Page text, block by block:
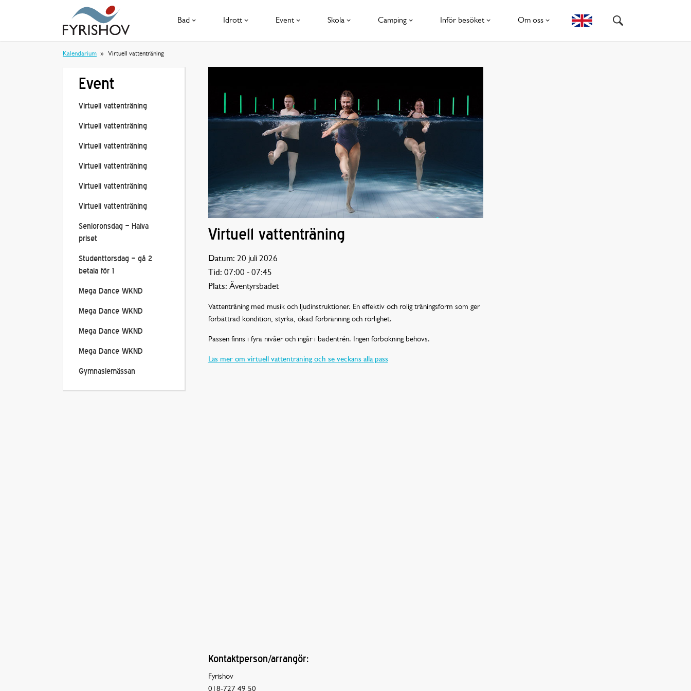
Bad Idrott Event Skola Camping Inför besöket Om oss
Kalendarium Virtuell vattenträning
Event
Virtuell vattenträning
Virtuell vattenträning
Virtuell vattenträning
Virtuell vattenträning
Virtuell vattenträning
Virtuell vattenträning
Senioronsdag – Halva
priset
Studenttorsdag – gå 2
betala för 1
Mega Dance WKND
Mega Dance WKND
Mega Dance WKND
Mega Dance WKND
Gymnasiemässan
Virtuell vattenträning
Datum: 20 juli 2026
Tid: 07:00 - 07:45
Plats: Äventyrsbadet
Vattenträning med musik och ljudinstruktioner. En effektiv och rolig träningsform som ger
förbättrad kondition, styrka, ökad förbränning och rörlighet.
Passen finns i fyra nivåer och ingår i badentrén. Ingen förbokning behövs.
Läs mer om virtuell vattenträning och se veckans alla pass
Kontaktperson/arrangör:
Fyrishov
018-727 49 50